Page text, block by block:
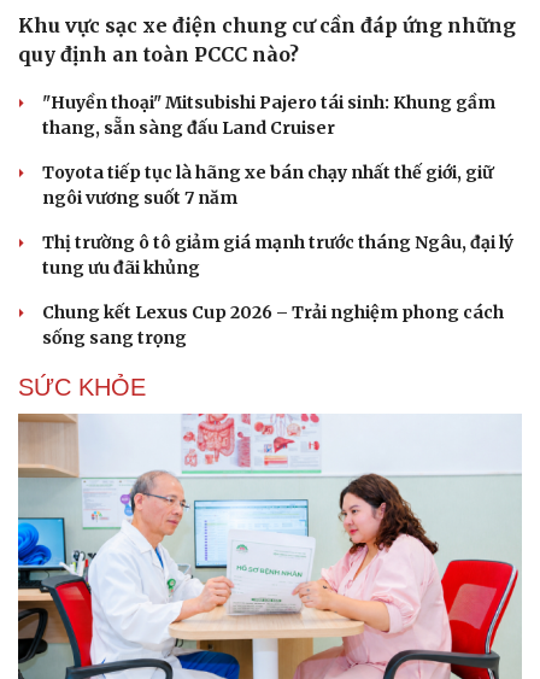
Khu vực sạc xe điện chung cư cần đáp ứng những
quy định an toàn PCCC nào?
"Huyền thoại" Mitsubishi Pajero tái sinh: Khung gầm
thang, sẵn sàng đấu Land Cruiser
Toyota tiếp tục là hãng xe bán chạy nhất thế giới, giữ
ngôi vương suốt 7 năm
Thị trường ô tô giảm giá mạnh trước tháng Ngâu, đại lý
tung ưu đãi khủng
Chung kết Lexus Cup 2026 – Trải nghiệm phong cách
sống sang trọng
SỨC KHỎE